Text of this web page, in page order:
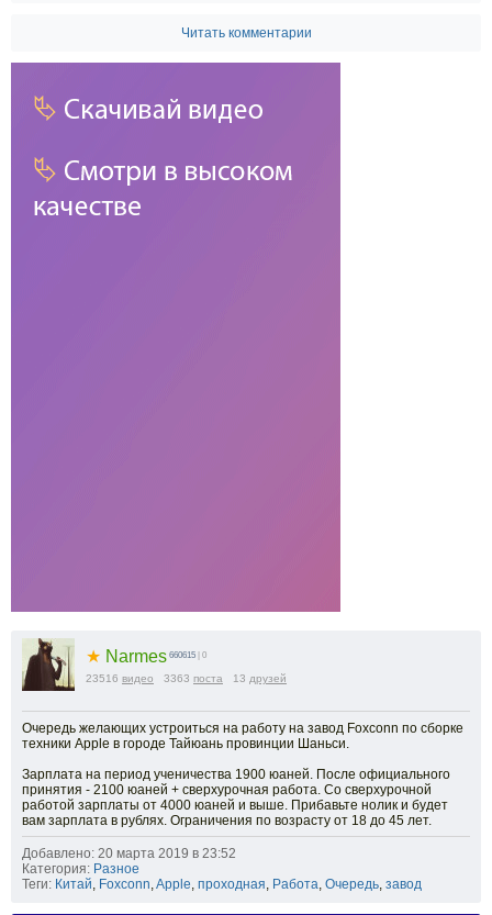
Читать комментарии
★ Narmes 660615 | 0
23516 видео 3363 поста 13 друзей
Очередь желающих устроиться на работу на завод Foxconn по сборке
техники Apple в городе Тайюань провинции Шаньси.
Зарплата на период ученичества 1900 юаней. После официального
принятия - 2100 юаней + сверхурочная работа. Со сверхурочной
работой зарплаты от 4000 юаней и выше. Прибавьте нолик и будет
вам зарплата в рублях. Ограничения по возрасту от 18 до 45 лет.
Добавлено: 20 марта 2019 в 23:52
Категория: Разное
Теги: Китай Foxconn Apple проходная Работа Очередь завод